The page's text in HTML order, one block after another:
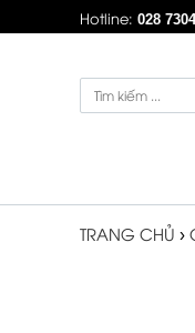
Hotline: 028
TRANG CHỦ ›